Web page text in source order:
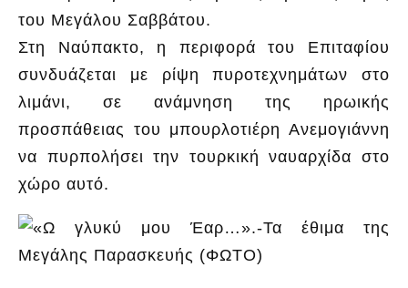
του Μεγάλου Σαββάτου.
Στη Ναύπακτο, η περιφορά του Επιταφίου
συνδυάζεται με ρίψη πυροτεχνημάτων στο
λιμάνι, σε ανάμνηση της ηρωικής
προσπάθειας του μπουρλοτιέρη Ανεμογιάννη
να πυρπολήσει την τουρκική ναυαρχίδα στο
χώρο αυτό.